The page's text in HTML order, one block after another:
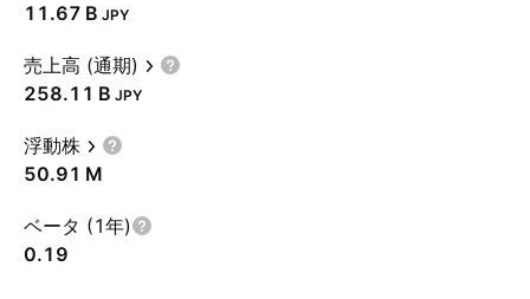
‪11.67 B‬ JPY
売上高 (通期)
‪258.11 B‬ JPY
浮動株
‪50.91 M‬
ベータ (1年)
0.19